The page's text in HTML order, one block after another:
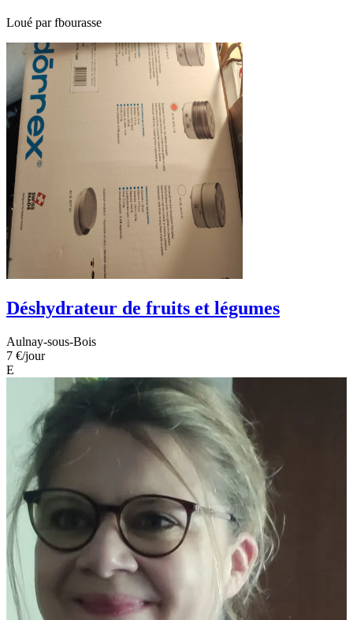
Loué parfbourasse
Déshydrateur de fruits et légumes
Aulnay-sous-Bois
7 €/jour
E